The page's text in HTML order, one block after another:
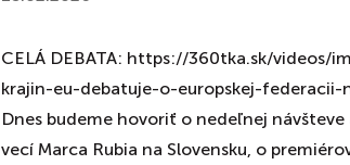
CELÁ DEBATA: https://360tka.sk/videos/
krajin-eu-debatuje-o-europskej-
Dnes budeme hovoriť o nedeľnej
vecí Marca Rubia na Slovensku, o